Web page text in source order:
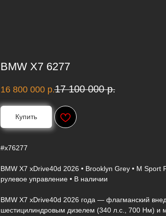
BMW X7 6277
16 800 000 р.17 100 000 р.
Купить
#x76277
BMW X7 xDrive40d 2026 • Brooklyn Grey • M Sport
рулевое управление • В наличии
BMW X7 xDrive40d 2026 года — флагманский
шестицилиндровым дизелем (340 л.с., 700 Нм) и